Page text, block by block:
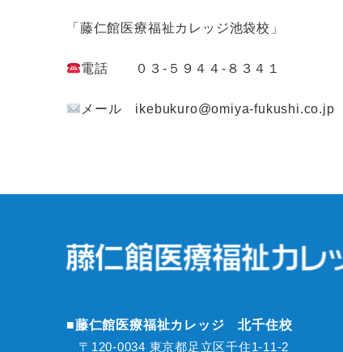
「藤仁館医療福祉カレッジ池袋校」
電話 ０３-５９４４-８３４１
メール ikebukuro@omiya-fukushi.co.jp
■藤仁館医療福祉カレッジ 北千住校
〒120-0034 東京都足立区千住1-11-2